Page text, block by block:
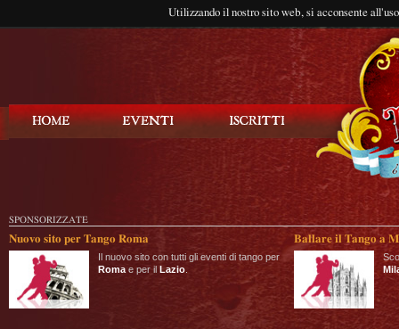
Utilizzando il nostro sito web, si acconsente
SPONSORIZZATE
Nuovo sito per Tango Roma
Il nuovo sito con tutti gli eventi di tango per
Roma e per il Lazio
Ballare il Tango a